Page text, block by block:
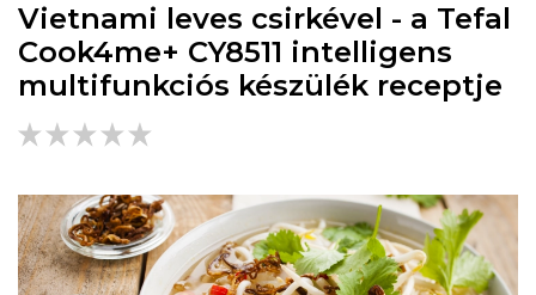
Vietnami leves csirkével - a Tefal
Cook4me+ CY8511 intelligens
multifunkciós készülék receptje